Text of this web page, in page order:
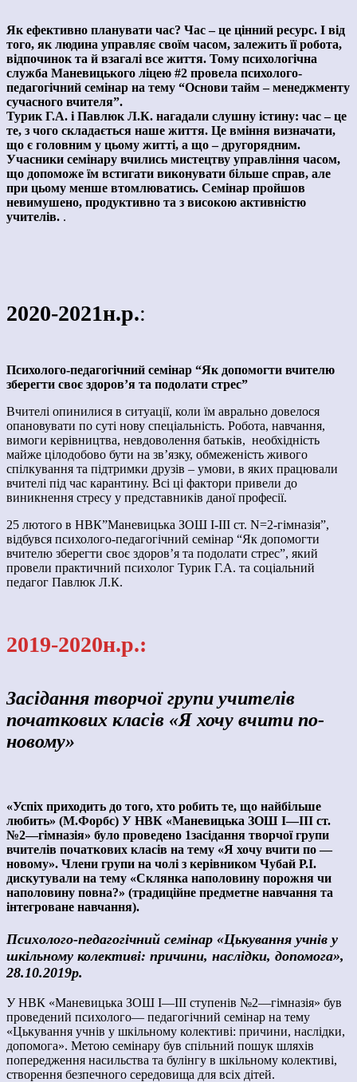
Як ефективно планувати час? Час – це цінний ресурс. І від
того, як людина управляє своїм часом, залежить її робота,
відпочинок та й взагалі все життя. Тому психологічна
служба Маневицького ліцею #2 провела психолого-
педагогічний семінар на тему “Основи тайм – менеджменту
сучасного вчителя”.
Турик Г.А. і Павлюк Л.К. нагадали слушну істину: час – це
те, з чого складається наше життя. Це вміння визначати,
що є головним у цьому житті, а що – другорядним.
Учасники семінару вчились мистецтву управління часом,
що допоможе їм встигати виконувати більше справ, але
при цьому менше втомлюватись. Семінар пройшов
невимушено, продуктивно та з високою активністю
учителів. .
2020-2021н.р.:
Психолого-педагогічний семінар “Як допомогти вчителю
зберегти своє здоров’я та подолати стрес”
Вчителі опинилися в ситуації, коли їм аврально довелося
опановувати по суті нову спеціальність. Робота, навчання,
вимоги керівництва, невдоволення батьків, необхідність
майже цілодобово бути на зв’язку, обмеженість живого
спілкування та підтримки друзів – умови, в яких працювали
вчителі під час карантину. Всі ці фактори привели до
виникнення стресу у представників даної професії.
25 лютого в НВК”Маневицька ЗОШ І-ІІІ ст. N=2-гімназія”,
відбувся психолого-педагогічний семінар “Як допомогти
вчителю зберегти своє здоров’я та подолати стрес”, який
провели практичний психолог Турик Г.А. та соціальний
педагог Павлюк Л.К.
2019-2020н.р.:
Засідання творчої групи учителів
початкових класів «Я хочу вчити по-
новому»
«Успіх приходить до того, хто робить те, що найбільше
любить» (М.Форбс) У НВК «Маневицька ЗОШ І—ІІІ ст.
№2—гімназія» було проведено 1засідання творчої групи
вчителів початкових класів на тему «Я хочу вчити по —
новому». Члени групи на чолі з керівником Чубай Р.І.
дискутували на тему «Склянка наполовину порожня чи
наполовину повна?» (традиційне предметне навчання та
інтегроване навчання).
Психолого-педагогічний семінар «Цькування учнів у
шкільному колективі: причини, наслідки, допомога»,
28.10.2019р.
У НВК «Маневицька ЗОШ І—ІІІ ступенів №2—гімназія» був
проведений психолого— педагогічний семінар на тему
«Цькування учнів у шкільному колективі: причини, наслідки,
допомога». Метою семінару був спільний пошук шляхів
попередження насильства та булінгу в шкільному колективі,
створення безпечного середовища для всіх дітей.